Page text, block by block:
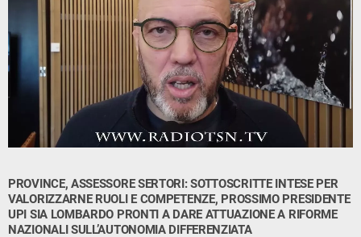
PROVINCE, ASSESSORE SERTORI: SOTTOSCRITTE INTESE PER
VALORIZZARNE RUOLI E COMPETENZE, PROSSIMO PRESIDENTE
UPI SIA LOMBARDO PRONTI A DARE ATTUAZIONE A RIFORME
NAZIONALI SULL’AUTONOMIA DIFFERENZIATA